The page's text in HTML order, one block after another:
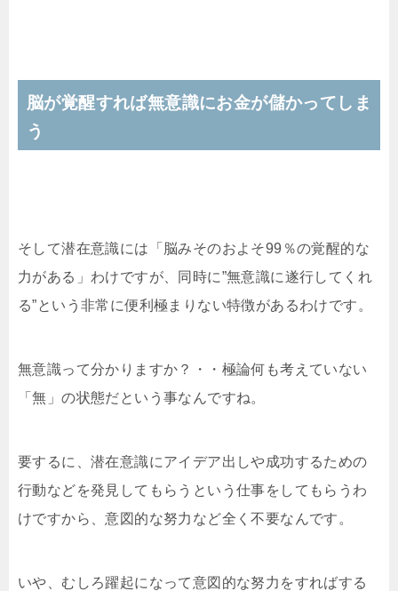
脳が覚醒すれば無意識にお金が儲かってしま
う
そして潜在意識には「脳みそのおよそ99％の覚醒的な
力がある」わけですが、同時に”無意識に遂行してくれ
る”という非常に便利極まりない特徴があるわけです。
無意識って分かりますか？・・極論何も考えていない
「無」の状態だという事なんですね。
要するに、潜在意識にアイデア出しや成功するための
行動などを発見してもらうという仕事をしてもらうわ
けですから、意図的な努力など全く不要なんです。
いや、むしろ躍起になって意図的な努力をすればする